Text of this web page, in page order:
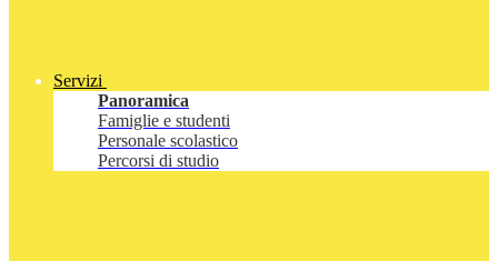
Servizi
Panoramica
Famiglie e studenti
Personale scolastico
Percorsi di studio